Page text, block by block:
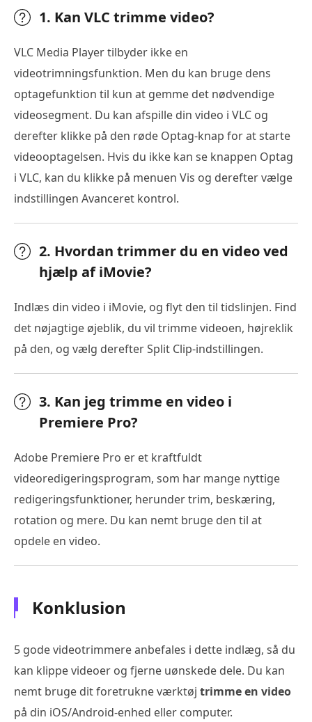
1. Kan VLC trimme video?
VLC Media Player tilbyder ikke en
videotrimningsfunktion. Men du kan bruge dens
optagefunktion til kun at gemme det nødvendige
videosegment. Du kan afspille din video i VLC og
derefter klikke på den røde Optag-knap for at starte
videooptagelsen. Hvis du ikke kan se knappen Optag
i VLC, kan du klikke på menuen Vis og derefter vælge
indstillingen Avanceret kontrol.
2. Hvordan trimmer du en video ved
hjælp af iMovie?
Indlæs din video i iMovie, og flyt den til tidslinjen. Find
det nøjagtige øjeblik, du vil trimme videoen, højreklik
på den, og vælg derefter Split Clip-indstillingen.
3. Kan jeg trimme en video i
Premiere Pro?
Adobe Premiere Pro er et kraftfuldt
videoredigeringsprogram, som har mange nyttige
redigeringsfunktioner, herunder trim, beskæring,
rotation og mere. Du kan nemt bruge den til at
opdele en video.
Konklusion
5 gode videotrimmere anbefales i dette indlæg, så du
kan klippe videoer og fjerne uønskede dele. Du kan
nemt bruge dit foretrukne værktøj trimme en video
på din iOS/Android-enhed eller computer.